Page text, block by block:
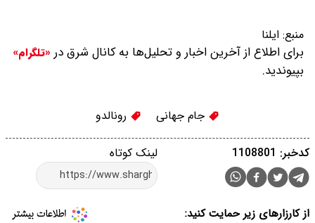
منبع: ایلنا
برای اطلاع از آخرین اخبار و تحلیل‌ها به کانال شرق در «تلگرام»
بپیوندید.
جام جهانی رونالدو
لینک کوتاه کدخبر: 1108801
از کارزارهای زیر حمایت کنید: